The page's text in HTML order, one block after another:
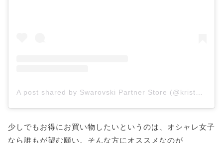
少しでもお得にお買い物したいというのは、オシャレ女子
なら誰もが望む願い。そんな方にオススメなのが